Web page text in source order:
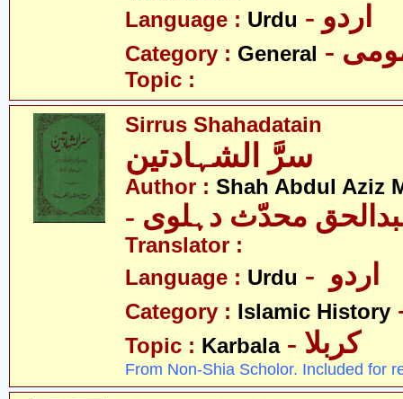
Language : Urdu - اردو
Category : General
Topic :
Sirrus Shahadatain
Author : Shah Abdul Aziz
محدّث دہلوی
Translator :
Language : Urdu
Category : Islamic History
Topic : Karbala - کربلا
From Non-Shia Scholor. Included for